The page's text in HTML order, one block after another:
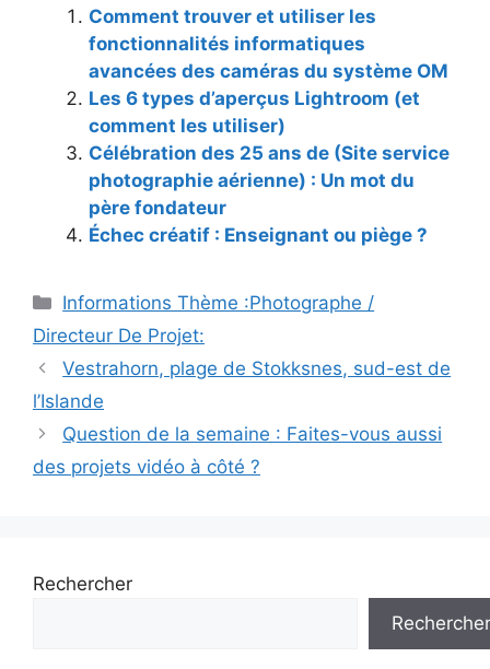
Comment trouver et utiliser les
fonctionnalités informatiques
avancées des caméras du système OM
Les 6 types d’aperçus Lightroom (et
comment les utiliser)
Célébration des 25 ans de (Site service
photographie aérienne) : Un mot du
père fondateur
Échec créatif : Enseignant ou piège ?
Catégories
Informations Thème :Photographe /
Directeur De Projet:
Vestrahorn, plage de Stokksnes, sud-est de
l’Islande
Question de la semaine : Faites-vous aussi
des projets vidéo à côté ?
Rechercher
Rechercher